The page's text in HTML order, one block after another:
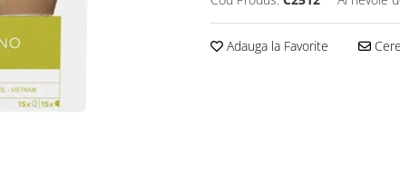
Adauga la Favorite